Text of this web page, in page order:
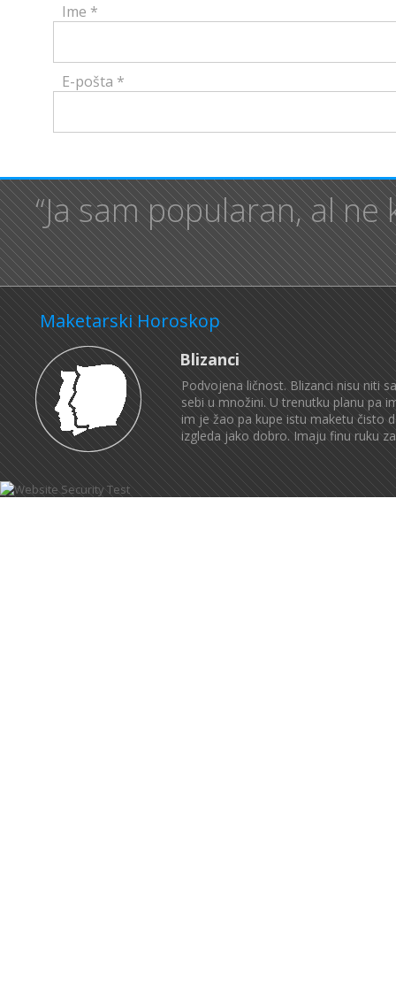
Ime *
E-pošta *
“Ja sam popularan, al ne
Maketarski Horoskop
Blizanci
Podvojena ličnost. Blizanci nisu niti
sebi u množini. U trenutku planu pa
im je žao pa kupe istu maketu čisto
izgleda jako dobro. Imaju finu ruku